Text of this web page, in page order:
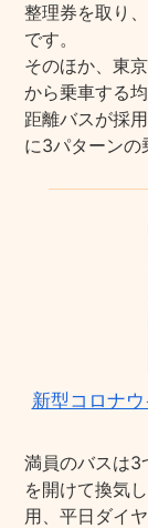
整理券を取り
です。
そのほか、東
から乗車する
距離バスが採
に3パターンの
新型コロナ
満員のバスは3
を開けて換気
用、平日ダイ